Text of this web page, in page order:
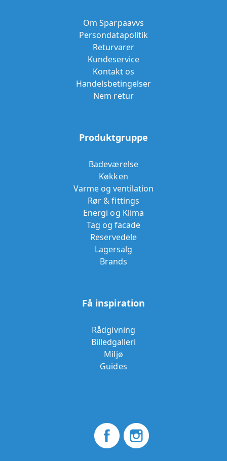
Om Sparpaavvs
Persondatapolitik
Returvarer
Kundeservice
Kontakt os
Handelsbetingelser
Nem retur
Produktgruppe
Badeværelse
Køkken
Varme og ventilation
Rør & fittings
Energi og Klima
Tag og facade
Reservedele
Lagersalg
Brands
Få inspiration
Rådgivning
Billedgalleri
Miljø
Guides